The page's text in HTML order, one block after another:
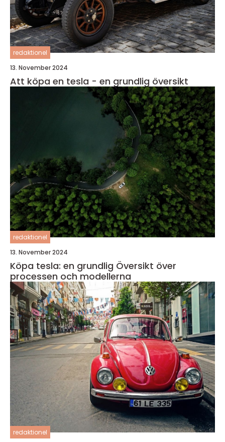
redaktionel
13. November 2024
Att köpa en tesla - en grundlig översikt
redaktionel
13. November 2024
Köpa tesla: en grundlig Översikt över
processen och modellerna
redaktionel